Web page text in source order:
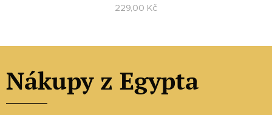
229,00 Kč
Nákupy z Egypta